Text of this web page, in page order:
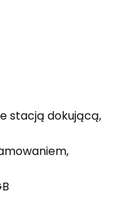
stacją dokującą,